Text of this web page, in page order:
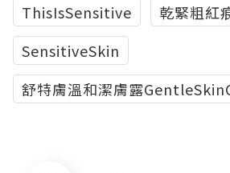
ThisIsSensitive
乾緊粗紅
SensitiveSkin
舒特膚溫和潔膚露